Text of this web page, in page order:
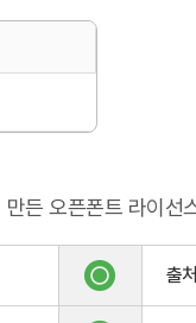
오픈폰트 라이선
출
보호) 및 제34조(통계조사자
됨을 안내드립니다.
트 다운로드